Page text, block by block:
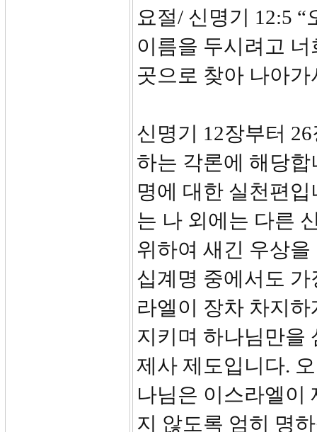
요절/ 신명기 12:5
이름을 두시려고
곳으로 찾아 나아가
신명기 12장부터
하는 각론에 해당
명에 대한 실천편
는 나 외에는 다른
위하여 새긴 우상
십계명 중에서도
라엘이 장차 차지
지키며 하나님만을
제사 제도입니다.
나님은 이스라엘이
지 않도록 엄히 명